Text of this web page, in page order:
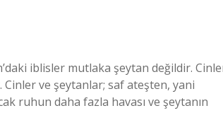
iblisler mutlaka şeytan değildir.
ve şeytanlar; saf ateşten, yani
ruhun daha fazla havası ve şeytanın